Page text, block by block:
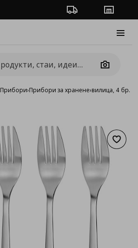
Проследяване на
Camera
Прибори›Прибори за хранене›вилица, 4 бр. в